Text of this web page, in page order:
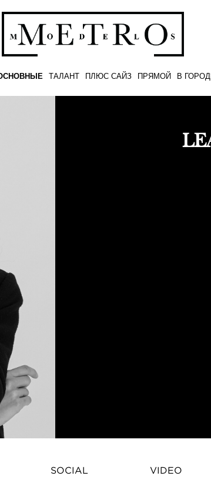
ТАЛАНТ ПЛЮС САЙЗ ПРЯМОЙ В
SOCIAL VIDEO